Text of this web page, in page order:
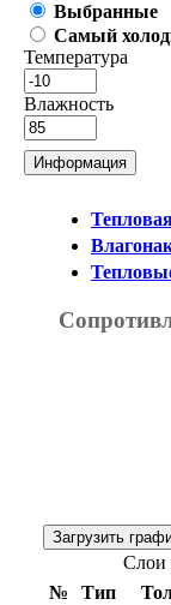
Выбранные
Самый
Температура
Влажность
Информация
Загрузить
Слои
№
Тип